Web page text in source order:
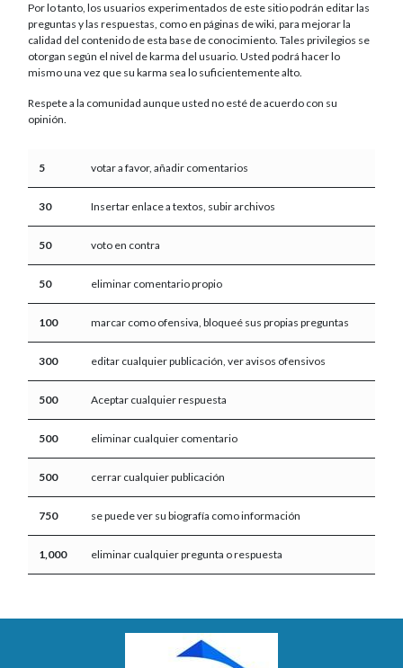
Por lo tanto, los usuarios experimentados de este sitio podrán editar las
preguntas y las respuestas, como en páginas de wiki, para mejorar la
calidad del contenido de esta base de conocimiento. Tales privilegios se
otorgan según el nivel de karma del usuario. Usted podrá hacer lo
mismo una vez que su karma sea lo suficientemente alto.
Respete a la comunidad aunque usted no esté de acuerdo con su
opinión.
5 votar a favor, añadir comentarios
30 Insertar enlace a textos, subir archivos
50 voto en contra
50 eliminar comentario propio
100 marcar como ofensiva, bloqueé sus propias preguntas
300 editar cualquier publicación, ver avisos ofensivos
500 Aceptar cualquier respuesta
500 eliminar cualquier comentario
500 cerrar cualquier publicación
750 se puede ver su biografía como información
1,000 eliminar cualquier pregunta o respuesta